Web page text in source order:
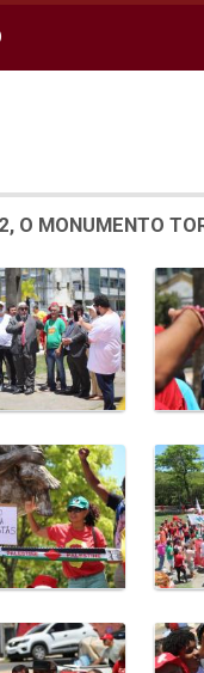
O MONUMENTO